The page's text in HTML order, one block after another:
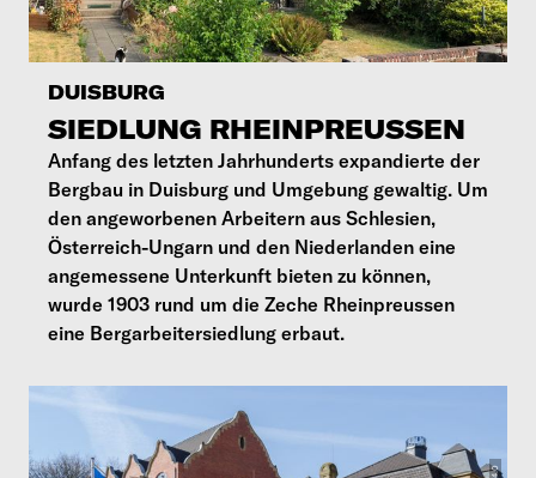
DUISBURG
SIEDLUNG RHEINPREUSSEN
Anfang des letzten Jahrhunderts expandierte der
Bergbau in Duisburg und Umgebung gewaltig. Um
den angeworbenen Arbeitern aus Schlesien,
Österreich-Ungarn und den Niederlanden eine
angemessene Unterkunft bieten zu können,
wurde 1903 rund um die Zeche Rheinpreussen
eine Bergarbeitersiedlung erbaut.